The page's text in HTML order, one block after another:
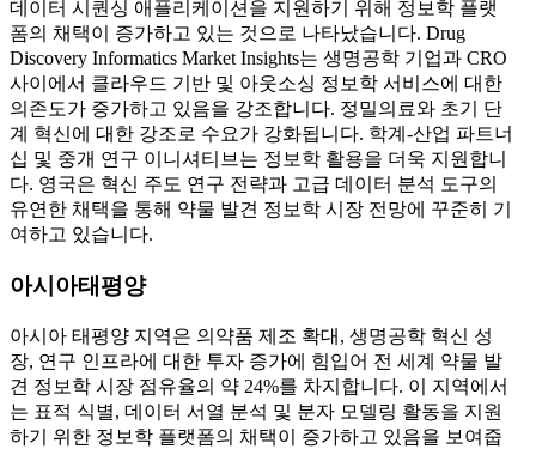
데이터 시퀀싱 애플리케이션을 지원하기 위해 정보학 플랫
폼의 채택이 증가하고 있는 것으로 나타났습니다. Drug
Discovery Informatics Market Insights는 생명공학 기업과 CRO
사이에서 클라우드 기반 및 아웃소싱 정보학 서비스에 대한
의존도가 증가하고 있음을 강조합니다. 정밀의료와 초기 단
계 혁신에 대한 강조로 수요가 강화됩니다. 학계-산업 파트너
십 및 중개 연구 이니셔티브는 정보학 활용을 더욱 지원합니
다. 영국은 혁신 주도 연구 전략과 고급 데이터 분석 도구의
유연한 채택을 통해 약물 발견 정보학 시장 전망에 꾸준히 기
여하고 있습니다.
아시아태평양
아시아 태평양 지역은 의약품 제조 확대, 생명공학 혁신 성
장, 연구 인프라에 대한 투자 증가에 힘입어 전 세계 약물 발
견 정보학 시장 점유율의 약 24%를 차지합니다. 이 지역에서
는 표적 식별, 데이터 서열 분석 및 분자 모델링 활동을 지원
하기 위한 정보학 플랫폼의 채택이 증가하고 있음을 보여줍